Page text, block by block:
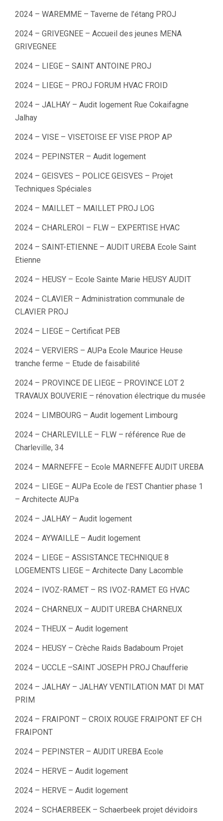
2024 – WAREMME – Taverne de l’étang PROJ
2024 – GRIVEGNEE – Accueil des jeunes MENA
GRIVEGNEE
2024 – LIEGE – SAINT ANTOINE PROJ
2024 – LIEGE – PROJ FORUM HVAC FROID
2024 – JALHAY – Audit logement Rue Cokaifagne
Jalhay
2024 – VISE – VISETOISE EF VISE PROP AP
2024 – PEPINSTER – Audit logement
2024 – GEISVES – POLICE GEISVES – Projet
Techniques Spéciales
2024 – MAILLET – MAILLET PROJ LOG
2024 – CHARLEROI – FLW – EXPERTISE HVAC
2024 – SAINT-ETIENNE – AUDIT UREBA Ecole Saint
Etienne
2024 – HEUSY – Ecole Sainte Marie HEUSY AUDIT
2024 – CLAVIER – Administration communale de
CLAVIER PROJ
2024 – LIEGE – Certificat PEB
2024 – VERVIERS – AUPa Ecole Maurice Heuse
tranche ferme – Etude de faisabilité
2024 – PROVINCE DE LIEGE – PROVINCE LOT 2
TRAVAUX BOUVERIE – rénovation électrique du musée
2024 – LIMBOURG – Audit logement Limbourg
2024 – CHARLEVILLE – FLW – référence Rue de
Charleville, 34
2024 – MARNEFFE – Ecole MARNEFFE AUDIT UREBA
2024 – LIEGE – AUPa Ecole de l’EST Chantier phase 1
– Architecte AUPa
2024 – JALHAY – Audit logement
2024 – AYWAILLE – Audit logement
2024 – LIEGE – ASSISTANCE TECHNIQUE 8
LOGEMENTS LIEGE – Architecte Dany Lacomble
2024 – IVOZ-RAMET – RS IVOZ-RAMET EG HVAC
2024 – CHARNEUX – AUDIT UREBA CHARNEUX
2024 – THEUX – Audit logement
2024 – HEUSY – Crèche Raids Badaboum Projet
2024 – UCCLE –SAINT JOSEPH PROJ Chaufferie
2024 – JALHAY – JALHAY VENTILATION MAT DI MAT
PRIM
2024 – FRAIPONT – CROIX ROUGE FRAIPONT EF CH
FRAIPONT
2024 – PEPINSTER – AUDIT UREBA Ecole
2024 – HERVE – Audit logement
2024 – HERVE – Audit logement
2024 – SCHAERBEEK – Schaerbeek projet dévidoirs